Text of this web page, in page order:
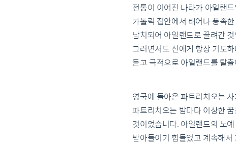
전통이 이어진 나라가 아일랜
가톨릭 집안에서 태어나 풍족
납치되어 아일랜드로 끌려간
그러면서도 신에게 항상 기도
듣고 극적으로 아일랜드를 탈
영국에 돌아온 파트리치오는
파트리치오는 밤마다 이상한
것이었습니다. 아일랜드의 노
받아들이기 힘들었고 계속해